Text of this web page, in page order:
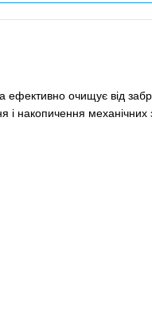
ефективно очищує від
і накопичення